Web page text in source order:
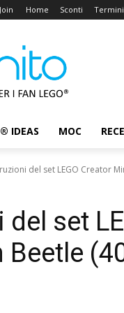
Home Sconti
IDEAS MOC
del set LEGO Creator
set